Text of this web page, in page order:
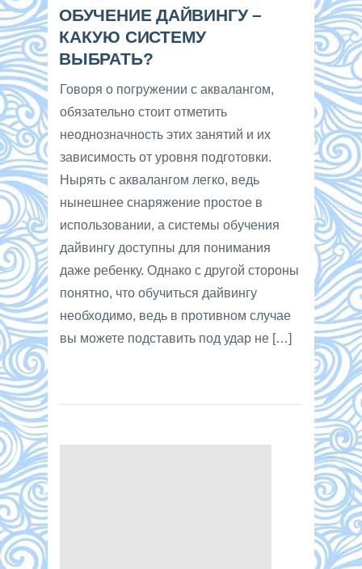
ОБУЧЕНИЕ ДАЙВИНГУ –
КАКУЮ СИСТЕМУ
ВЫБРАТЬ?
Говоря о погружении с аквалангом,
обязательно стоит отметить
неоднозначность этих занятий и их
зависимость от уровня подготовки.
Нырять с аквалангом легко, ведь
нынешнее снаряжение простое в
использовании, а системы обучения
дайвингу доступны для понимания
даже ребенку. Однако с другой стороны
понятно, что обучиться дайвингу
необходимо, ведь в противном случае
вы можете подставить под удар не […]